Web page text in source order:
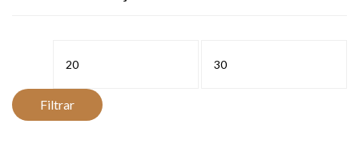
Filtrar